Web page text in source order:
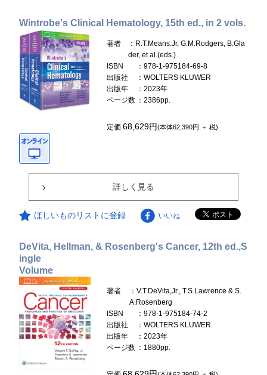
Wintrobe's Clinical Hematology, 15th ed., in 2 vols.
著者
：R.T.Means.Jr, G.M.Rodgers, B.Gla
der, et al.(eds.)
ISBN
：978-1-975184-69-8
出版社
：WOLTERS KLUWER
出版年
：2023年
ページ数 ：2386pp.
定価68,629円(本体62,390円 ＋ 税)
詳しく見る
ほしいものリストに登録 いいね
DeVita, Hellman, & Rosenberg's Cancer, 12th ed.,S
ingle
Volume
著者
：V.T.DeVita,Jr., T.S.Lawrence & S.
A.Rosenberg
ISBN
：978-1-975184-74-2
出版社
：WOLTERS KLUWER
出版年
：2023年
ページ数 ：1880pp.